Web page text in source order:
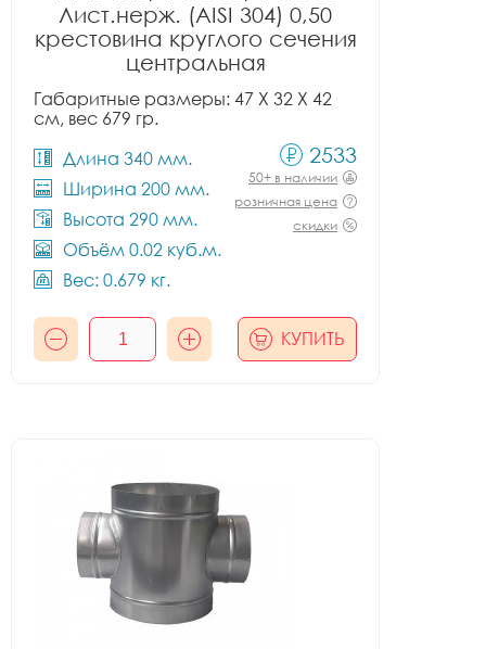
Лист.нерж. (AISI 304) 0,50
крестовина круглого сечения
центральная
Габаритные размеры: 47 X 32 X 42
см, вес 679 гр.
Длина 340 мм.
Ширина 200 мм.
Высота 290 мм.
Объём 0.02 куб.м.
Вес: 0.679 кг.
2533
50+ в наличии
розничная цена
скидки
КУПИТЬ